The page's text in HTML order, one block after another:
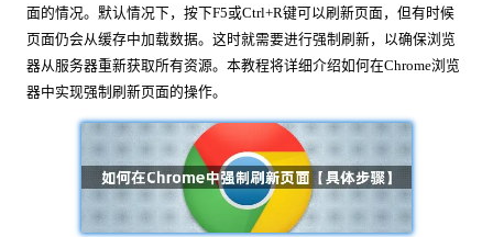
面的情况。默认情况下，按下F5或Ctrl+R键可以刷新页面，但有时候
页面仍会从缓存中加载数据。这时就需要进行强制刷新，以确保浏览
器从服务器重新获取所有资源。本教程将详细介绍如何在Chrome浏览
器中实现强制刷新页面的操作。